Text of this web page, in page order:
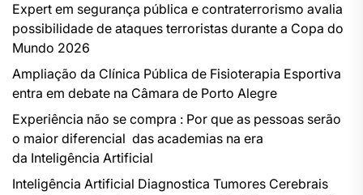
Expert em segurança pública e contraterrorismo avalia
possibilidade de ataques terroristas durante a Copa do
Mundo 2026
Ampliação da Clínica Pública de Fisioterapia Esportiva
entra em debate na Câmara de Porto Alegre
Experiência não se compra : Por que as pessoas serão
o maior diferencial das academias na era
da Inteligência Artificial
Inteligência Artificial Diagnostica Tumores Cerebrais